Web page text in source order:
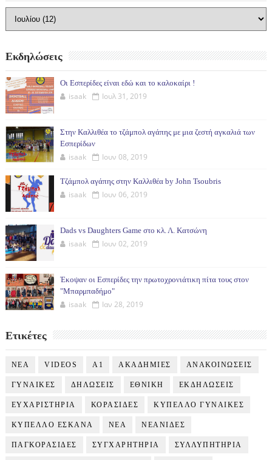
Εκδηλώσεις
Οι Εσπερίδες είναι εδώ και το καλοκαίρι !
isaak Ιουλ 31, 2019
Στην Καλλιθέα το τζάμπολ αγάπης με μια ζεστή αγκαλιά των
Εσπερίδων
isaak Ιουν 08, 2019
Τζάμπολ αγάπης στην Καλλιθέα by John Tsoubris
isaak Ιουν 06, 2019
Dads vs Daughters Game στο κλ. Λ. Κατσώνη
isaak Ιουν 02, 2019
Έκοψαν οι Εσπερίδες την πρωτοχρονιάτικη πίτα τους στον
"Μπαρμπαδήμο"
isaak Ιαν 28, 2019
Ετικέτες
NEA VIDEOS Α1 ΑΚΑΔΗΜΙΕΣ ΑΝΑΚΟΙΝΩΣΕΙΣ
ΓΥΝΑΙΚΕΣ ΔΗΛΩΣΕΙΣ ΕΘΝΙΚΗ ΕΚΔΗΛΩΣΕΙΣ
ΕΥΧΑΡΙΣΤΗΡΙΑ ΚΟΡΑΣΙΔΕΣ ΚΥΠΕΛΛΟ ΓΥΝΑΙΚΕΣ
ΚΥΠΕΛΛΟ ΕΣΚΑΝΑ ΝΕΑ ΝΕΑΝΙΔΕΣ
ΠΑΓΚΟΡΑΣΙΔΕΣ ΣΥΓΧΑΡΗΤΗΡΙΑ ΣΥΛΛΥΠΗΤΗΡΙΑ